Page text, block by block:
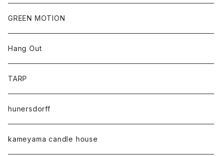
GREEN MOTION
Hang Out
TARP
hunersdorff
kameyama candle house